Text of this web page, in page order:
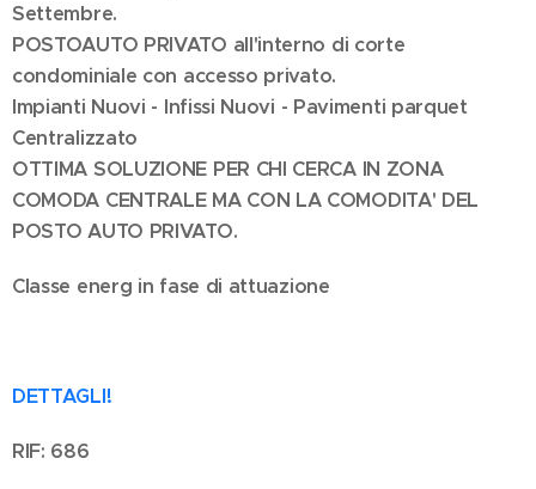
Settembre.
POSTOAUTO PRIVATO all'interno di corte
condominiale con accesso privato.
Impianti Nuovi - Infissi Nuovi - Pavimenti parquet
Centralizzato
OTTIMA SOLUZIONE PER CHI CERCA IN ZONA
COMODA CENTRALE MA CON LA COMODITA' DEL
POSTO AUTO PRIVATO.
Classe energ in fase di attuazione
DETTAGLI!
RIF: 686